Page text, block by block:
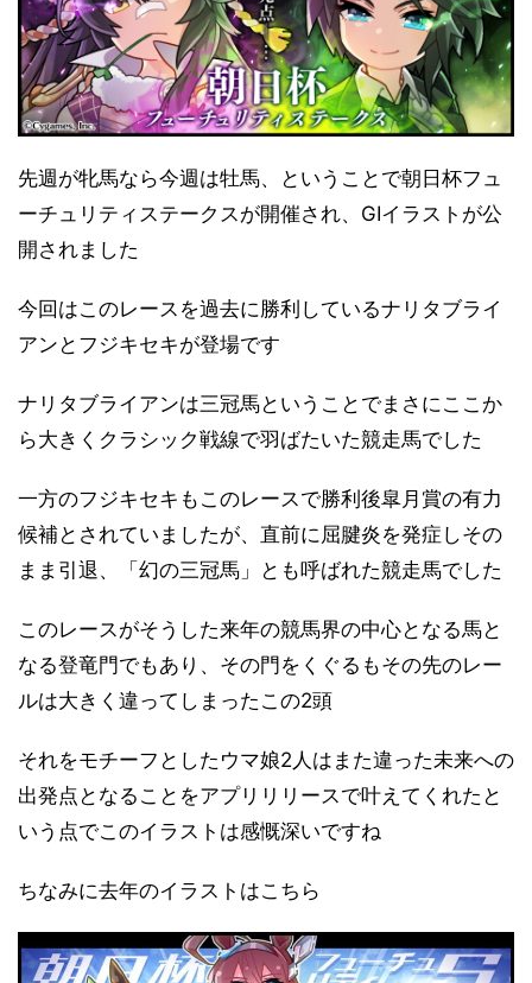
先週が牝馬なら今週は牡馬、ということで朝日杯フュ
ーチュリティステークスが開催され、GⅠイラストが公
開されました
今回はこのレースを過去に勝利しているナリタブライ
アンとフジキセキが登場です
ナリタブライアンは三冠馬ということでまさにここか
ら大きくクラシック戦線で羽ばたいた競走馬でした
一方のフジキセキもこのレースで勝利後皐月賞の有力
候補とされていましたが、直前に屈腱炎を発症しその
まま引退、「幻の三冠馬」とも呼ばれた競走馬でした
このレースがそうした来年の競馬界の中心となる馬と
なる登竜門でもあり、その門をくぐるもその先のレー
ルは大きく違ってしまったこの2頭
それをモチーフとしたウマ娘2人はまた違った未来への
出発点となることをアプリリリースで叶えてくれたと
いう点でこのイラストは感慨深いですね
ちなみに去年のイラストはこちら